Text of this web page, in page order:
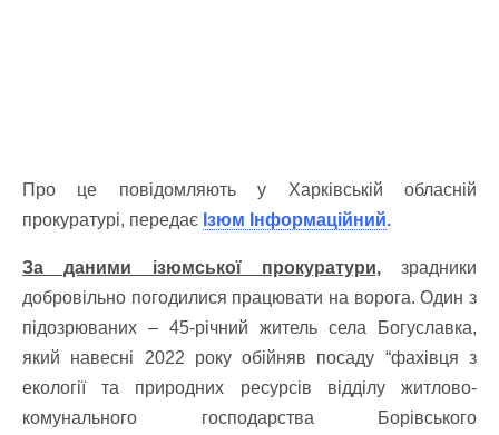
Про це повідомляють у Харківській обласній
прокуратурі, передає Ізюм Інформаційний.
За даними ізюмської прокуратури,зрадники
добровільно погодилися працювати на ворога. Один з
підозрюваних – 45-річний житель села Богуславка,
який навесні 2022 року обійняв посаду “фахівця з
екології та природних ресурсів відділу житлово-
комунального господарства Борівського